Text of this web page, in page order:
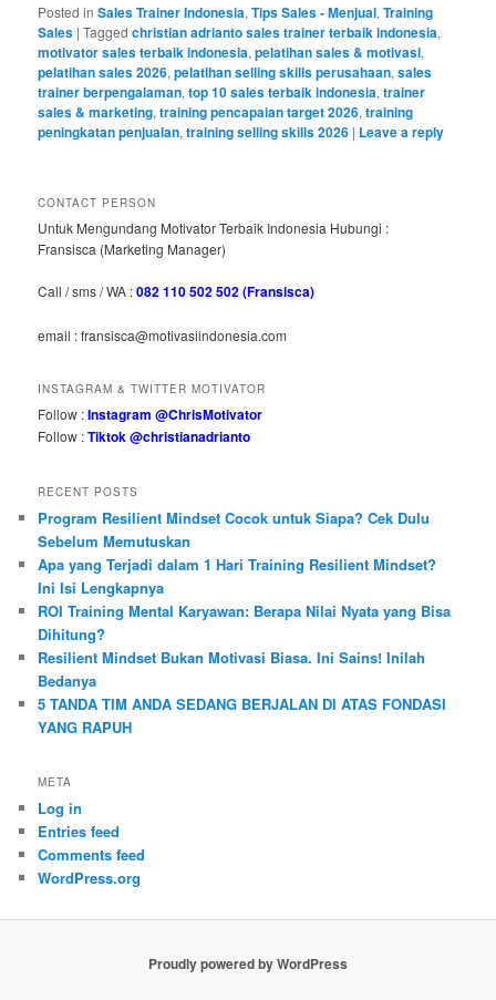
Posted in Sales Trainer Indonesia,Tips Sales - Menjual,Training
Sales |Tagged christian adrianto sales trainer terbaik indonesia,
motivator sales terbaik indonesia,pelatihan sales & motivasi,
pelatihan sales 2026,pelatihan selling skills perusahaan,sales
trainer berpengalaman,top 10 sales terbaik indonesia,trainer
sales & marketing,training pencapaian target 2026,training
peningkatan penjualan,training selling skills 2026 | Leave a reply
CONTACT PERSON
Untuk Mengundang Motivator Terbaik Indonesia Hubungi :
Fransisca (Marketing Manager)
Call / sms / WA :082 110 502 502 (Fransisca)
email : fransisca@motivasiindonesia.com
INSTAGRAM & TWITTER MOTIVATOR
Follow :Instagram @ChrisMotivator
Follow :Tiktok @christianadrianto
RECENT POSTS
Program Resilient Mindset Cocok untuk Siapa? Cek Dulu
Sebelum Memutuskan
Apa yang Terjadi dalam 1 Hari Training Resilient Mindset?
Ini Isi Lengkapnya
ROI Training Mental Karyawan: Berapa Nilai Nyata yang Bisa
Dihitung?
Resilient Mindset Bukan Motivasi Biasa. Ini Sains! Inilah
Bedanya
5 TANDA TIM ANDA SEDANG BERJALAN DI ATAS FONDASI
YANG RAPUH
META
Log in
Entries feed
Comments feed
WordPress.org
Proudly powered by WordPress